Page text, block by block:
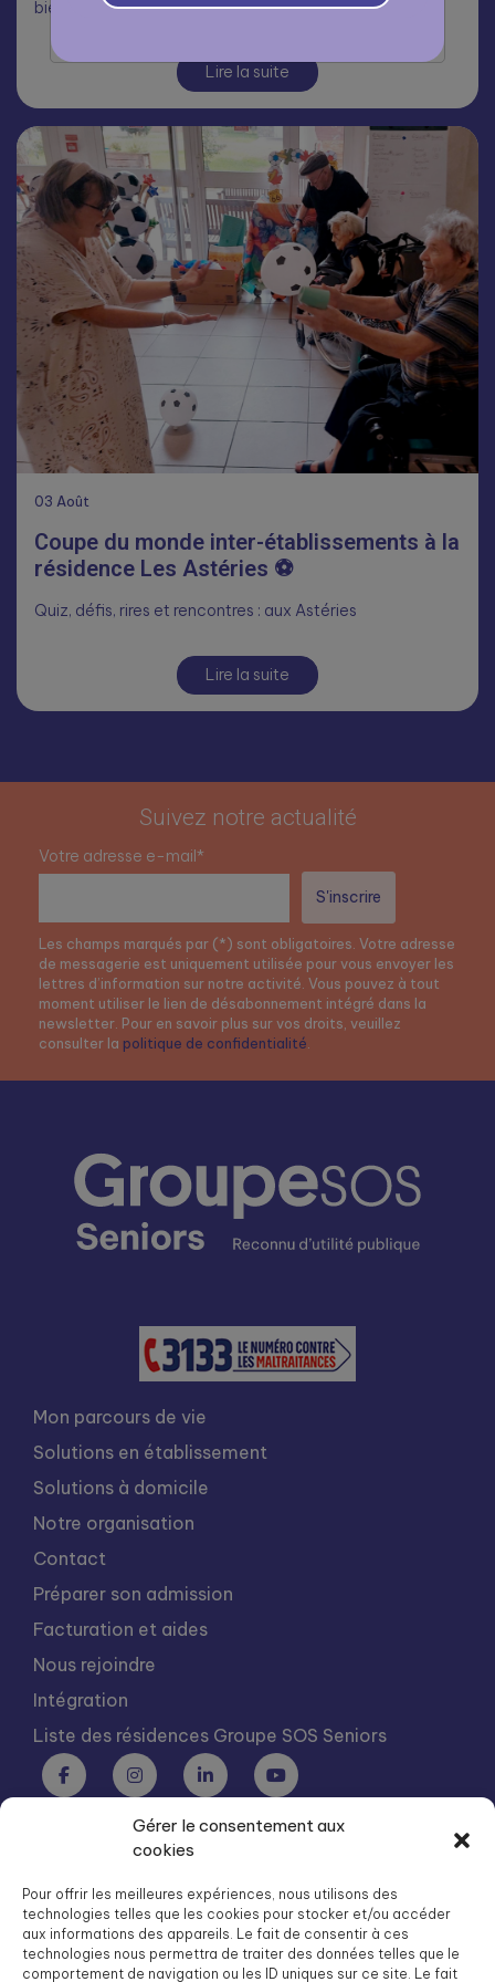
Gérer le consentement aux
cookies
Pour offrir les meilleures expériences, nous utilisons des
technologies telles que les cookies pour stocker et/ou accéder
aux informations des appareils. Le fait de consentir à ces
technologies nous permettra de traiter des données telles que le
comportement de navigation ou les ID uniques sur ce site. Le fait
bien au rendez-vous à la résidence Jean Rostand
Lire la suite
03 Août
Coupe du monde inter-établissements à la
résidence Les Astéries ⚽
Quiz, défis, rires et rencontres : aux Astéries
Lire la suite
Suivez notre actualité
Votre adresse e-mail*
Les champs marqués par (*) sont obligatoires. Votre adresse
de messagerie est uniquement utilisée pour vous envoyer les
lettres d’information sur notre activité. Vous pouvez à tout
moment utiliser le lien de désabonnement intégré dans la
newsletter. Pour en savoir plus sur vos droits, veuillez
consulter la politique de confidentialité
Mon parcours de vie
Solutions en établissement
Solutions à domicile
Notre organisation
Contact
Préparer son admission
Facturation et aides
Nous rejoindre
Intégration
Liste des résidences Groupe SOS Seniors
Groupe SOS Seniors est une association du Groupe SOS
dg.seniors@groupe-sos.org